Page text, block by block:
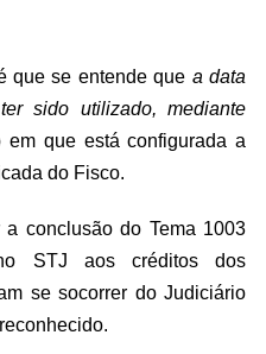
que se entende que a data
sido utilizado, mediante
em que está configurada a
do Fisco.
conclusão do Tema 1003
STJ aos créditos dos
se socorrer do Judiciário